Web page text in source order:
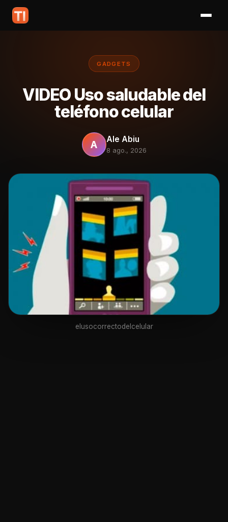
GADGETS
VIDEO Uso saludable del
teléfono celular
A Ale Abiu
8 ago., 2026
elusocorrectodelcelular